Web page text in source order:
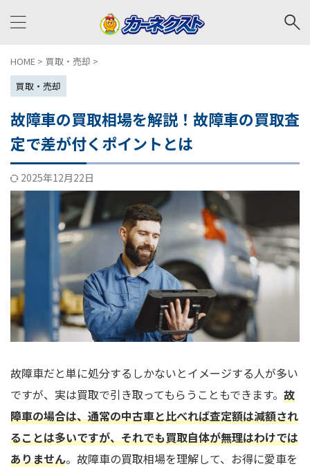
HOME > 買取・売却 >
買取・売却
故障車の買取相場を解説！故障車の買取査
定で差が付くポイントとは
2025年12月22日
故障車だと単に処分するしかないとイメージする人が多い
ですが、実は買取で引き取ってもらうこともできます。 故
障車の場合は、通常の中古車と比べれば査定額は減額され
ることは多いですが、それでも買取自体が無理はわけでは
ありません。故障車の買取相場を理解して、お得に愛車を